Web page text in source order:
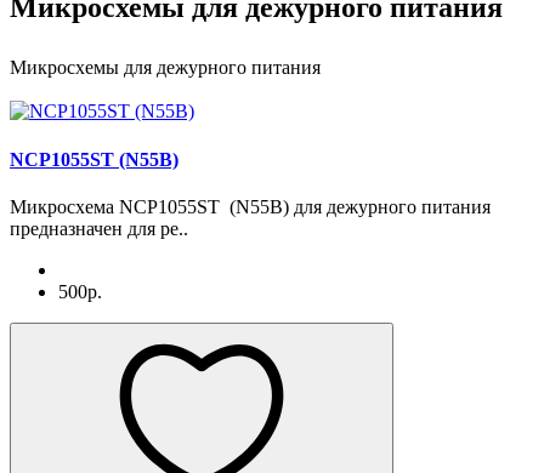
Микросхемы для дежурного питания
Микросхемы для дежурного питания
NCP1055ST (N55B)
Микросхема NCP1055ST (N55B) для дежурного питания
предназначен для ре..
500р.